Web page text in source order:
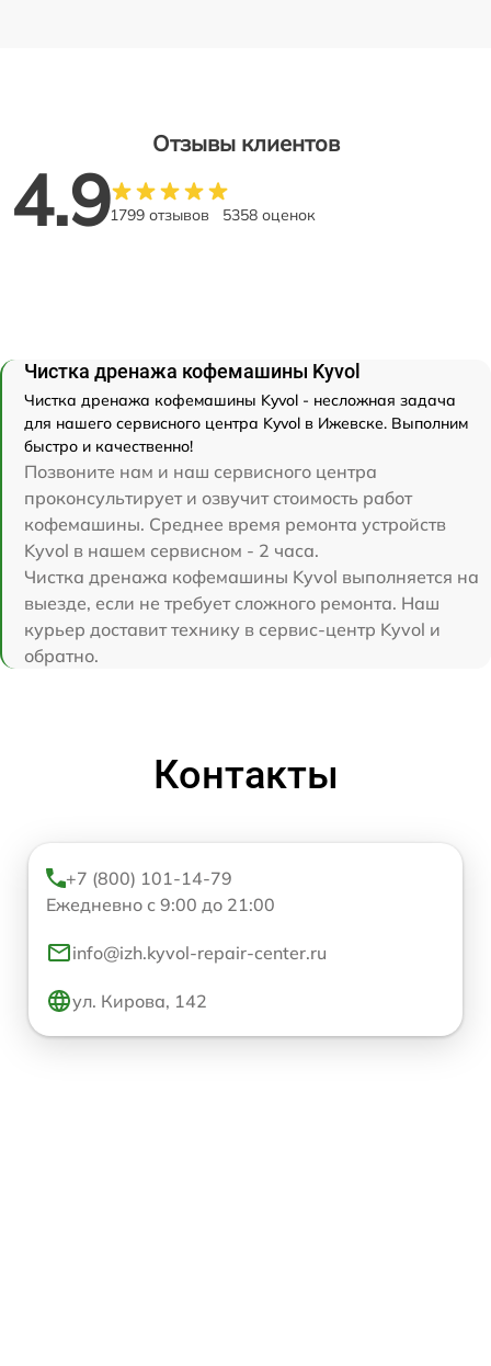
Отзывы клиентов
4.91799 отзывов 5358 оценок
Чистка дренажа кофемашины Kyvol
Чистка дренажа кофемашины Kyvol - несложная задача
для нашего сервисного центра Kyvol в Ижевске. Выполним
быстро и качественно!
Позвоните нам и наш сервисного центра
проконсультирует и озвучит стоимость работ
кофемашины. Среднее время ремонта устройств
Kyvol в нашем сервисном - 2 часа.
Чистка дренажа кофемашины Kyvol выполняется на
выезде, если не требует сложного ремонта. Наш
курьер доставит технику в сервис-центр Kyvol и
обратно.
Контакты
+7 (800) 101-14-79
Ежедневно с 9:00 до 21:00
info@izh.kyvol-repair-center.ru
ул. Кирова, 142